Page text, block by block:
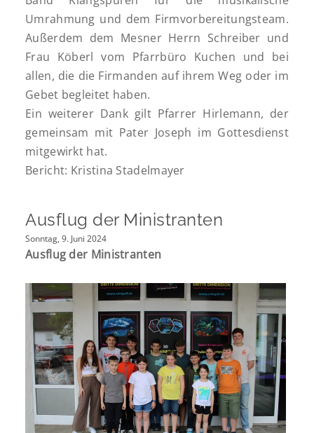
Umrahmung und dem Firmvorbereitungsteam.
Außerdem dem Mesner Herrn Schreiber und
Frau Köberl vom Pfarrbüro Kuchen und bei
allen, die die Firmanden auf ihrem Weg oder im
Gebet begleitet haben.
Ein weiterer Dank gilt Pfarrer Hirlemann, der
gemeinsam mit Pater Joseph im Gottesdienst
mitgewirkt hat.
Bericht: Kristina Stadelmayer
Ausflug der Ministranten
Sonntag, 9. Juni 2024
Ausflug der Ministranten